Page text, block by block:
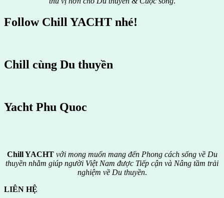
Follow Chill YACHT nhé!
Chill cùng Du thuyền
Yacht Phu Quoc
Chill YACHTvới mong muốn mang đến Phong cách sống về Du
thuyền nhằm giúp người Việt Nam được Tiếp cận và Nâng tầm trải
nghiệm về Du thuyền.
LIÊN HỆ